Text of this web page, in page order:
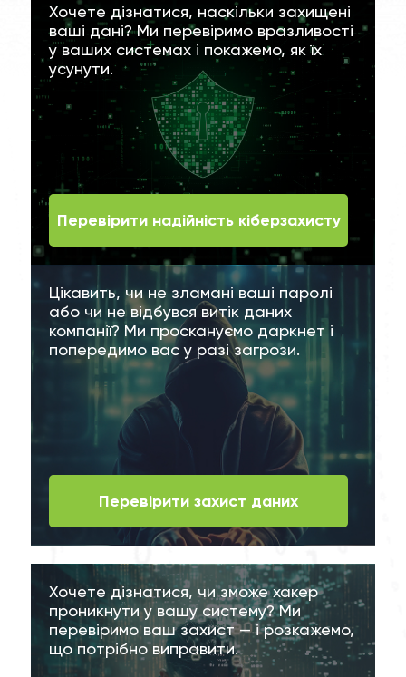
Хочете дізнатися, наскільки захищені
ваші дані? Ми перевіримо вразливості
у ваших системах і покажемо, як їх
усунути.
Перевірити надійність кіберзахисту
Цікавить, чи не зламані ваші паролі
або чи не відбувся витік даних
компанії? Ми проскануємо даркнет і
попередимо вас у разі загрози.
Перевірити захист даних
Хочете дізнатися, чи зможе хакер
проникнути у вашу систему? Ми
перевіримо ваш захист — і розкажемо,
що потрібно виправити.